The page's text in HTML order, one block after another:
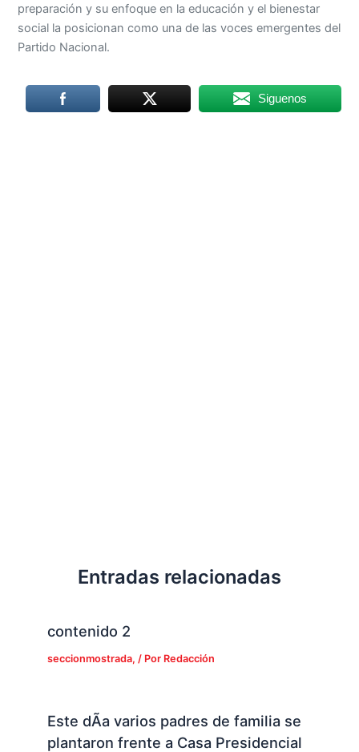
preparación y su enfoque en la educación y el bienestar
social la posicionan como una de las voces emergentes del
Partido Nacional.
Siguenos
Entradas relacionadas
contenido 2
seccionmostrada, / Por Redacción
Este dÃ­a varios padres de familia se
plantaron frente a Casa Presidencial